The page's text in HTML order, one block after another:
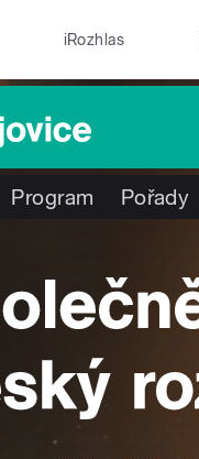
iRozhlas
Program Pořady